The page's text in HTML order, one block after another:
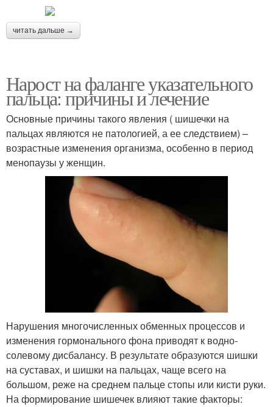
читать дальше →
Нарост на фаланге указательного
пальца: причины и лечение
Основные причины такого явления ( шишечки на
пальцах являются не патологией, а ее следствием) –
возрастные изменения организма, особенно в период
менопаузы у женщин.
Нарушения многочисленных обменных процессов и
изменения гормонального фона приводят к водно-
солевому дисбалансу. В результате образуются шишки
на суставах, и шишки на пальцах, чаще всего на
большом, реже на среднем пальце стопы или кисти руки.
На формирование шишечек влияют такие факторы: